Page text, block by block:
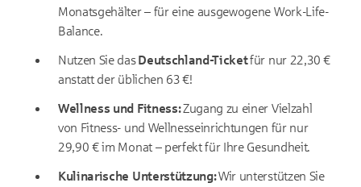
Monatsgehälter – für eine ausgewogene Work-Life-
Balance.
Nutzen Sie dasDeutschland-Ticketfür nur 22,30 €
anstatt der üblichen 63 €!
Wellness und Fitness:Zugang zu einer Vielzahl
von Fitness- und Wellnesseinrichtungen für nur
29,90 € im Monat – perfekt für Ihre Gesundheit.
Kulinarische Unterstützung:Wir unterstützen Sie